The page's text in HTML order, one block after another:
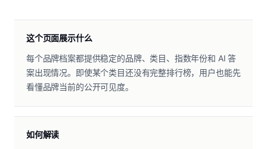
这个页面展示什么
每个品牌档案都提供稳定的品牌、类目、指数年份和 AI 答
案出现情况。即使某个类目还没有完整排行榜，用户也能先
看懂品牌当前的公开可见度。
如何解读